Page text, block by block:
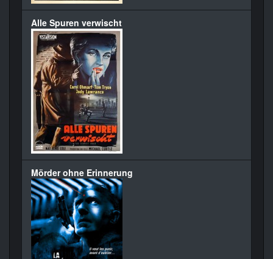
Alle Spuren verwischt
Mörder ohne Erinnerung